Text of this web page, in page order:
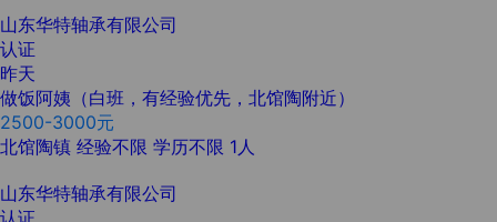
山东华特轴承有限公司
认证
昨天
做饭阿姨（白班，有经验优先，北馆陶附近）
2500-3000元
北馆陶镇 经验不限 学历不限 1人
山东华特轴承有限公司
认证